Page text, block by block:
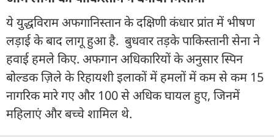
ये युद्धविराम अफगानिस्तान के दक्षिणी कंधार प्रांत में भीषण
लड़ाई के बाद लागू हुआ है. बुधवार तड़के पाकिस्तानी सेना ने
हवाई हमले किए. अफगान अधिकारियों के अनुसार स्पिन
बोल्डक ज़िले के रिहायशी इलाकों में हमलों में कम से कम 15
नागरिक मारे गए और 100 से अधिक घायल हुए, जिनमें
महिलाएं और बच्चे शामिल थे.